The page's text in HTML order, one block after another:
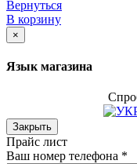
Вернуться
В корзину
×
Язык магазина
Закрыть
Прайс лист
Ваш номер телефона *